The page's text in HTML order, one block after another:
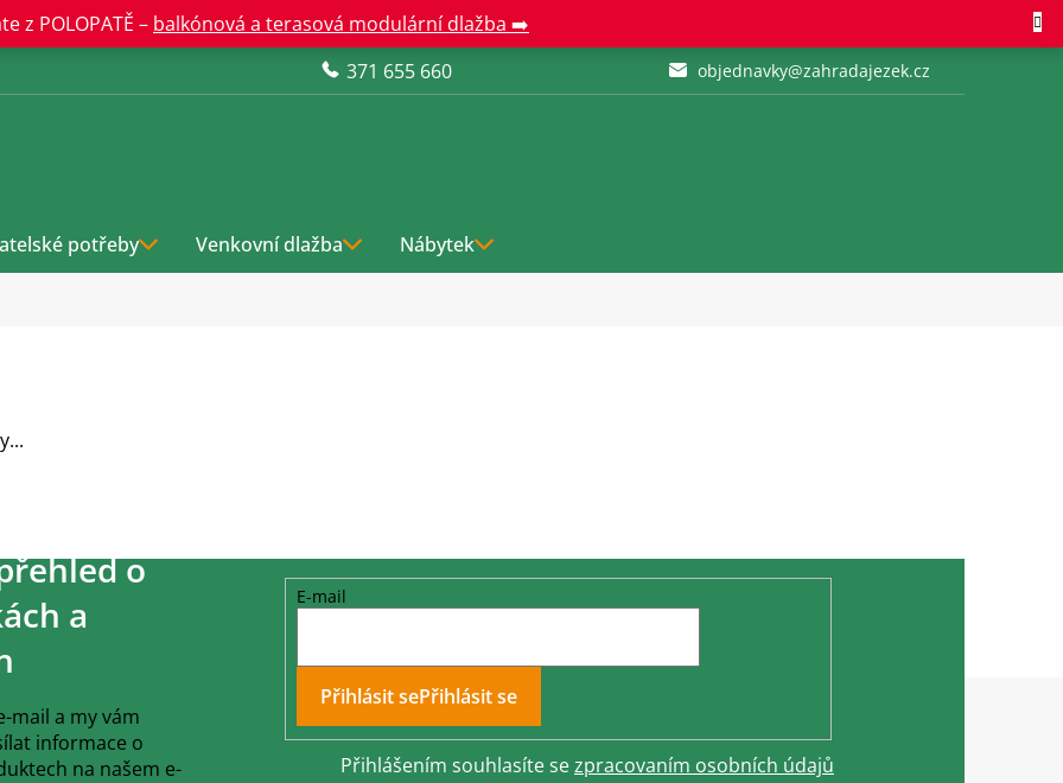
z POLOPATĚ – balkónová a terasová modulární dlažba ➡️
371 655 660
objednavky@zahradajezek.cz
potřeby Venkovní dlažba Nábytek
o
a
mail a my vám
informace o
na našem e-
E-mail
Přihlásit se
Přihlášením souhlasíte sezpracovaním osobních údajů